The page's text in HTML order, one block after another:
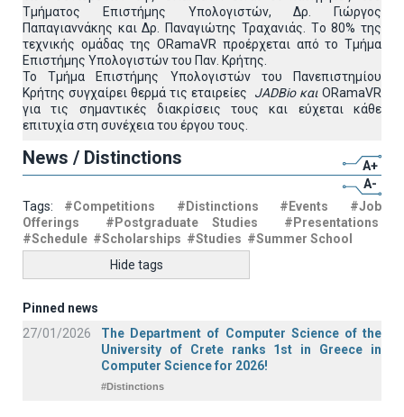
Τμήματος Επιστήμης Υπολογιστών, Δρ. Γιώργος
Παπαγιαννάκης και Δρ. Παναγιώτης Τραχανιάς. Τo 80% της
τεχνικής ομάδας της ORamaVR προέρχεται από το Τμήμα
Επιστήμης Υπολογιστών του Παν. Κρήτης.
Το Τμήμα Επιστήμης Υπολογιστών του Πανεπιστημίου
Κρήτης συγχαίρει θερμά τις εταιρείες JADBioκαι ORamaVR
για τις σημαντικές διακρίσεις τους και εύχεται κάθε
επιτυχία στη συνέχεια του έργου τους.
News / Distinctions
A+
A-
Tags: #Competitions #Distinctions #Events
#Job
Offerings
#Postgraduate Studies
#Presentations
#Schedule #Scholarships #Studies #Summer School
Hide tags
Pinned news
27/01/2026
The Department of Computer Science of the
University of Crete ranks 1st in Greece in
Computer Science for 2026!
#Distinctions